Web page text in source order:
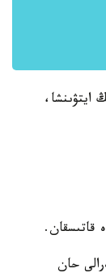
ايتۋىنشا،
قاتىسقان.
ەرالى حان